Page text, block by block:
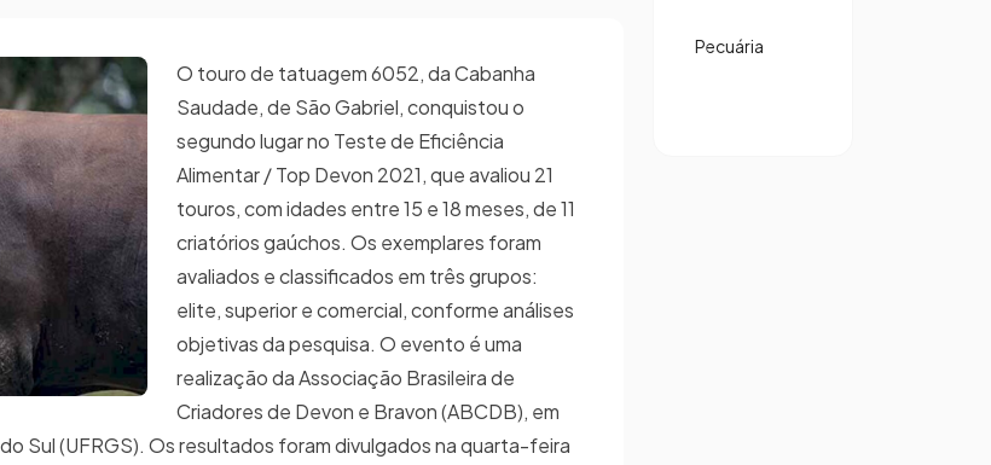
O touro de tatuagem 6052, da Cabanha
Saudade, de São Gabriel, conquistou o
segundo lugar no Teste de Eficiência
Alimentar / Top Devon 2021, que avaliou 21
touros, com idades entre 15 e 18 meses, de 11
criatórios gaúchos. Os exemplares foram
avaliados e classificados em três grupos:
elite, superior e comercial, conforme análises
objetivas da pesquisa. O evento é uma
realização da Associação Brasileira de
Criadores de Devon e Bravon (ABCDB), em
Sul (UFRGS). Os resultados foram divulgados na quarta-feira
Pecuária